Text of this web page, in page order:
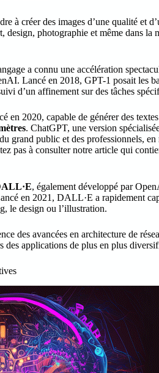
à créer des images d’une qualité et
design, photographie et même dans la
a connu une accélération
Lancé en 2018, GPT-1 posait les
d’un affinement sur des tâches
en 2020, capable de générer des
. ChatGPT, une version
grand public et des professionnels,
pas à consulter notre article qui
, également développé par
en 2021, DALL·E a rapidement
le design ou l’illustration.
des avancées en architecture de
des applications de plus en plus